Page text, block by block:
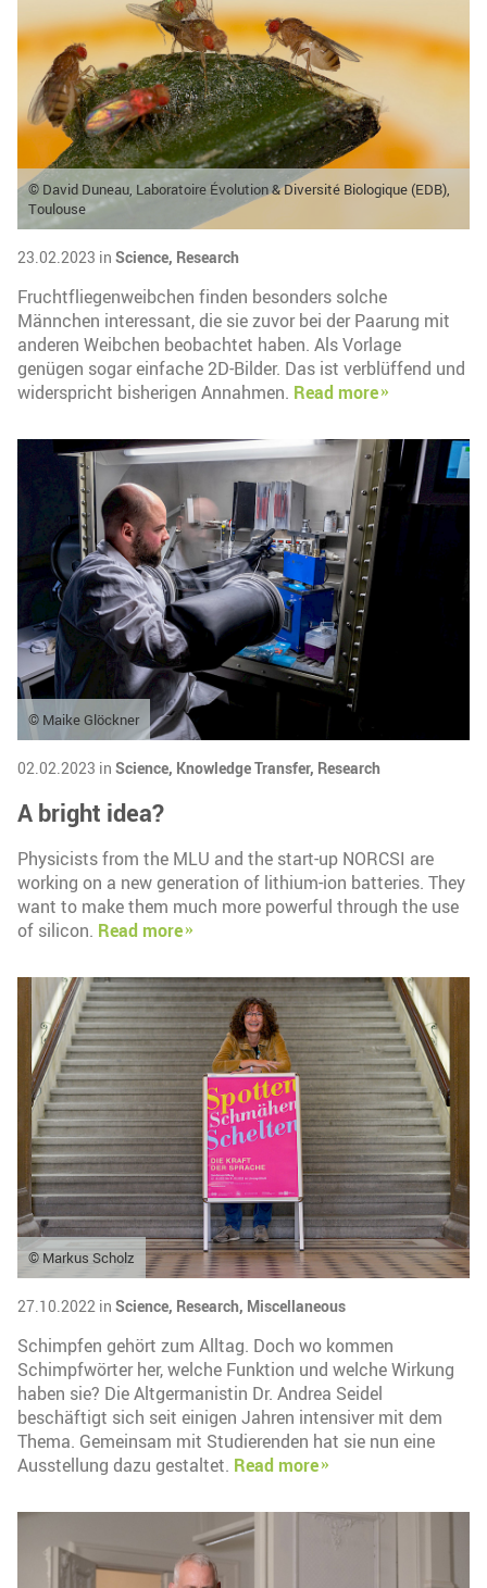
© David Duneau, Laboratoire Évolution & Diversité Biologique (EDB),
Toulouse
23.02.2023 in Science, Research
Fruchtfliegenweibchen finden besonders solche
Männchen interessant, die sie zuvor bei der Paarung mit
anderen Weibchen beobachtet haben. Als Vorlage
genügen sogar einfache 2D-Bilder. Das ist verblüffend und
widerspricht bisherigen Annahmen. Read more
© Maike Glöckner
02.02.2023 in Science, Knowledge Transfer, Research
A bright idea?
Physicists from the MLU and the start-up NORCSI are
working on a new generation of lithium-ion batteries. They
want to make them much more powerful through the use
of silicon. Read more
© Markus Scholz
27.10.2022 in Science, Research, Miscellaneous
Schimpfen gehört zum Alltag. Doch wo kommen
Schimpfwörter her, welche Funktion und welche Wirkung
haben sie? Die Altgermanistin Dr. Andrea Seidel
beschäftigt sich seit einigen Jahren intensiver mit dem
Thema. Gemeinsam mit Studierenden hat sie nun eine
Ausstellung dazu gestaltet. Read more